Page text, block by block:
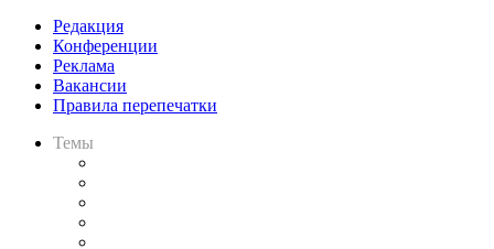
Редакция
Конференции
Реклама
Вакансии
Правила перепечатки
Темы